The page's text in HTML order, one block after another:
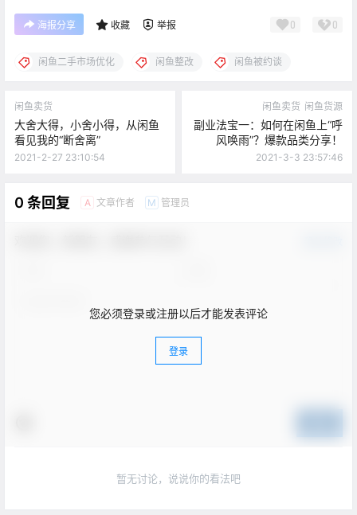
海报分享 收藏 举报 0 0
闲鱼二手市场优化 闲鱼整改 闲鱼被约谈
闲鱼卖货
大舍大得，小舍小得，从闲鱼
看见我的“断舍离”
2021-2-27 23:10:54
闲鱼卖货 闲鱼货源
副业法宝一：如何在闲鱼上“呼
风唤雨”？爆款品类分享！
2021-3-3 23:57:46
0 条回复 A 文章作者 M 管理员
您必须登录或注册以后才能发表评论
登录
暂无讨论，说说你的看法吧